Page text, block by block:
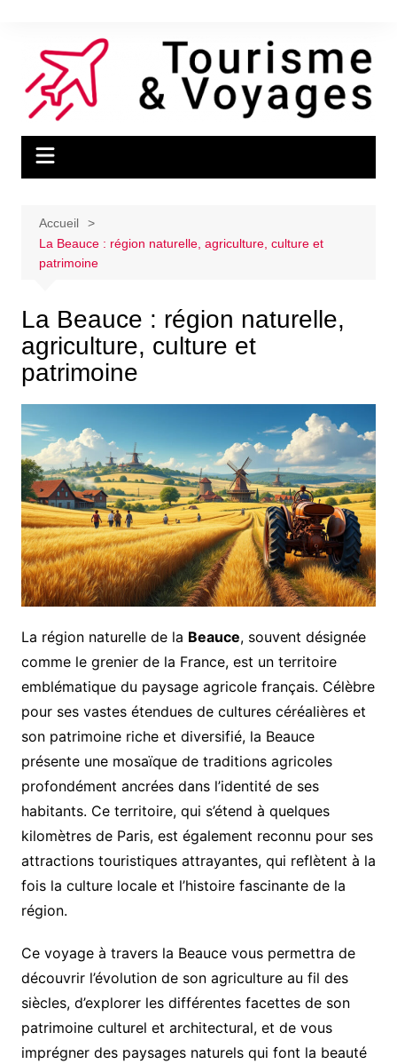
contenu
Accueil
La Beauce : région naturelle, agriculture, culture et
patrimoine
La Beauce : région naturelle,
agriculture, culture et
patrimoine
La région naturelle de la Beauce, souvent désignée
comme le grenier de la France, est un territoire
emblématique du paysage agricole français. Célèbre
pour ses vastes étendues de cultures céréalières et
son patrimoine riche et diversifié, la Beauce
présente une mosaïque de traditions agricoles
profondément ancrées dans l’identité de ses
habitants. Ce territoire, qui s’étend à quelques
kilomètres de Paris, est également reconnu pour ses
attractions touristiques attrayantes, qui reflètent à la
fois la culture locale et l’histoire fascinante de la
région.
Ce voyage à travers la Beauce vous permettra de
découvrir l’évolution de son agriculture au fil des
siècles, d’explorer les différentes facettes de son
patrimoine culturel et architectural, et de vous
imprégner des paysages naturels qui font la beauté